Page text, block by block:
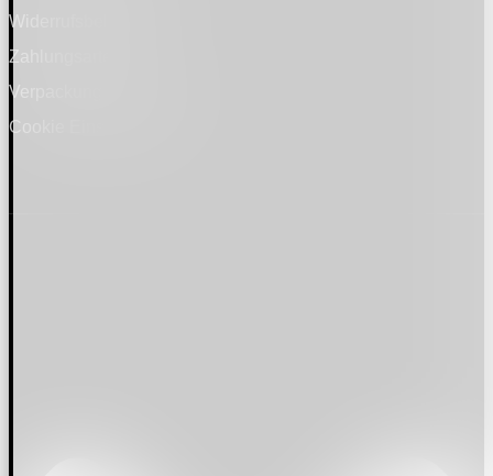
Widerrufsbelehrung
Zahlungsarten
Verpackung und Versand
Cookie Einstellungen